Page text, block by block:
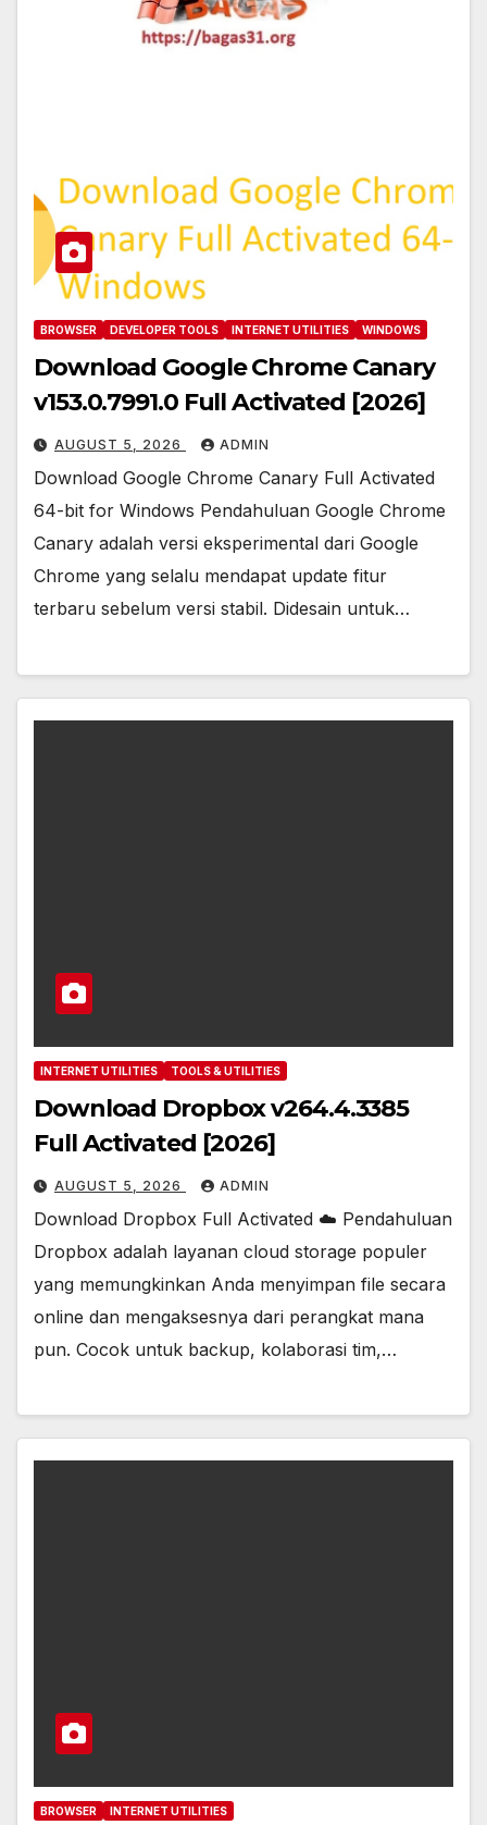
BROWSER DEVELOPER TOOLS INTERNET UTILITIES WINDOWS
Download Google Chrome Canary
v153.0.7991.0 Full Activated [2026]
AUGUST 5, 2026 ADMIN
Download Google Chrome Canary Full Activated
64-bit for Windows Pendahuluan Google Chrome
Canary adalah versi eksperimental dari Google
Chrome yang selalu mendapat update fitur
terbaru sebelum versi stabil. Didesain untuk…
INTERNET UTILITIES TOOLS & UTILITIES
Download Dropbox v264.4.3385
Full Activated [2026]
AUGUST 5, 2026 ADMIN
Download Dropbox Full Activated ☁️ Pendahuluan
Dropbox adalah layanan cloud storage populer
yang memungkinkan Anda menyimpan file secara
online dan mengaksesnya dari perangkat mana
pun. Cocok untuk backup, kolaborasi tim,…
BROWSER INTERNET UTILITIES